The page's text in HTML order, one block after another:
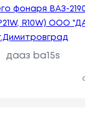
фонаря ВАЗ-2190,
R10W) ООО
дааз ba15s